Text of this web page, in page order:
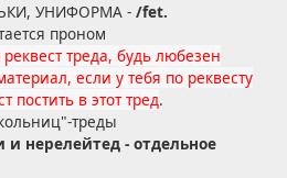
УНИФОРМА - /fet.
проном
треда, будь любезен
если у тебя по реквесту
постить в этот тред.
треды
нерелейтед - отдельное